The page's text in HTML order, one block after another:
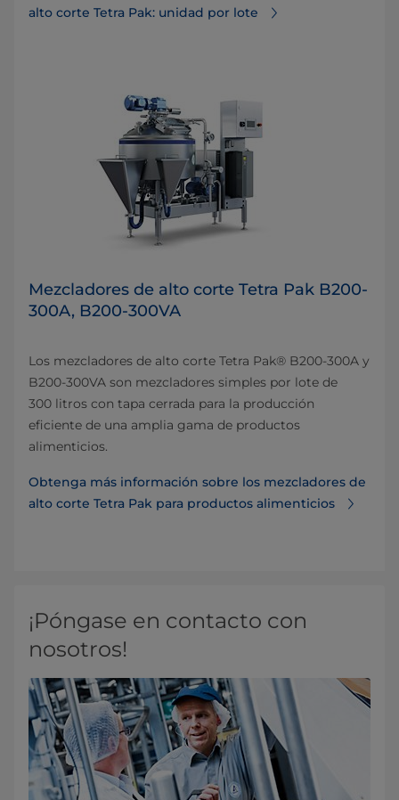
alto corte Tetra Pak: unidad por lote
Mezcladores de alto corte Tetra Pak B200-
300A, B200-300VA
Los mezcladores de alto corte Tetra Pak® B200-300A y
B200-300VA son mezcladores simples por lote de
300 litros con tapa cerrada para la producción
eficiente de una amplia gama de productos
alimenticios.
Obtenga más información sobre los mezcladores de
alto corte Tetra Pak para productos alimenticios
¡Póngase en contacto con
nosotros!